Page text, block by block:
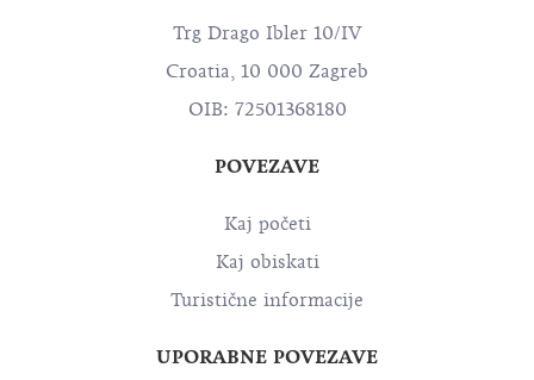
Trg Drago Ibler 10/IV
Croatia, 10 000 Zagreb
OIB: 72501368180
POVEZAVE
Kaj početi
Kaj obiskati
Turistične informacije
UPORABNE POVEZAVE